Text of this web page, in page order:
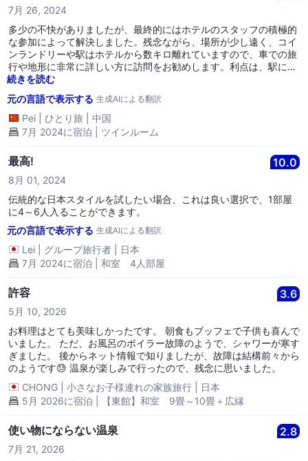
7月 26, 2024
多少の不快がありましたが、最終的にはホテルのスタッフの積極的
な参加によって解決しました。残念ながら、場所が少し遠く、コイ
ンランドリーや駅はホテルから数キロ離れていますので、車での旅
行や地形に非常に詳しい方に訪問をお勧めします。利点は、駅に近
くないため、毎晩列車の音がしないことです。奈良方面では毎晩
10％の温泉税がかかります。ホテルのシャトルバスは時々遅れるこ
とがありますが、辛抱強く待てば大丈夫です。運転手の車の中の音
楽はクールで、ホテルの部屋はとても広く、スペースも十分です。
ホテルのスタッフは外来客の対応に慣れており、その処理は非常に
優れています。和式の伝統的な大部屋が好きな家族には宿泊をお勧
めできます。
続きを読む
元の言語で表示する 生成AIによる翻訳
Pei ひとり旅
中国
7月 2024に宿泊 | ツインルーム
最高! 10.0
8月 01, 2024
伝統的な日本スタイルを試したい場合、これは良い選択で、1部屋
に4～6人入ることができます。
元の言語で表示する 生成AIによる翻訳
Lei グループ旅行者
日本
7月 2024に宿泊 | 和室 4人部屋
許容 3.6
5月 10, 2026
お料理はとても美味しかったです。 朝食もブッフェで子供も喜んで
いました。 ただ、お風呂のボイラー故障のようで、シャワーが寒す
ぎました。 後からネット情報で知りましたが、故障は結構前々から
のようです😓 温泉が楽しみで行ったので、残念に思いました。
CHONG
小さなお子様連れの家族旅行
日本
5月 2026に宿泊 | 【東館】和室 9畳～10畳＋広縁
使い物にならない温泉 2.8
7月 21, 2026